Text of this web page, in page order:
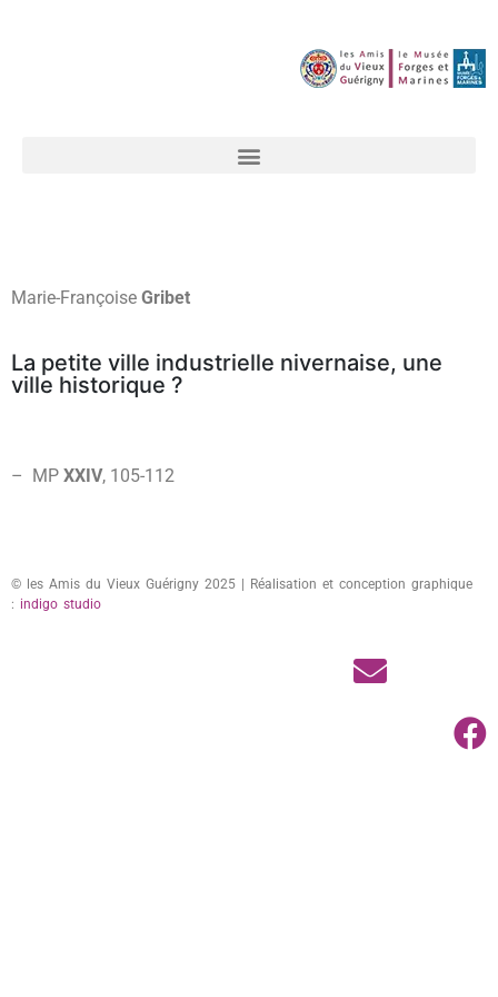
Marie-Françoise Gribet
La petite ville industrielle nivernaise, une
ville historique ?
– MP XXIV, 105-112
© les Amis du Vieux Guérigny 2025 | Réalisation et conception graphique
: indigo studio